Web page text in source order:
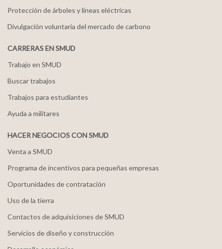
Protección de árboles y líneas eléctricas
Divulgación voluntaria del mercado de carbono
CARRERAS EN SMUD
Trabajo en SMUD
Buscar trabajos
Trabajos para estudiantes
Ayuda a militares
HACER NEGOCIOS CON SMUD
Venta a SMUD
Programa de incentivos para pequeñas empresas
Oportunidades de contratación
Uso de la tierra
Contactos de adquisiciones de SMUD
Servicios de diseño y construcción